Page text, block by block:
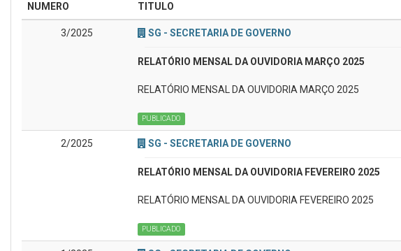
NUMERO TITULO
3/2025 SG - SECRETARIA DE GOVERNO
RELATÓRIO MENSAL DA OUVIDORIA MARÇO 2025
RELATÓRIO MENSAL DA OUVIDORIA MARÇO 2025
PUBLICADO
2/2025 SG - SECRETARIA DE GOVERNO
RELATÓRIO MENSAL DA OUVIDORIA FEVEREIRO 2025
RELATÓRIO MENSAL DA OUVIDORIA FEVEREIRO 2025
PUBLICADO